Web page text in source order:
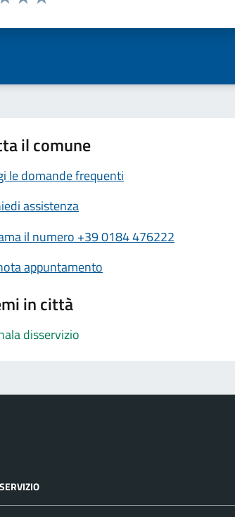
il comune
le domande frequenti
assistenza
il numero +39 0184 476222
appuntamento
in città
disservizio